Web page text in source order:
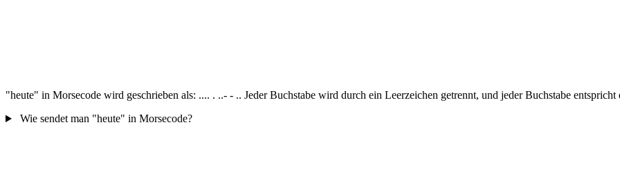
"heute" in Morsecode wird geschrieben als: .... . ..- - .. Jeder Buchstabe wird durch ein Leerzeichen getrennt, und jeder Buchstabe
Wie sendet man "heute" in Morsecode?